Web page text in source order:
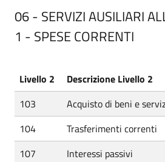
06 - SERVIZI AUSILIARI
1 - SPESE CORRENTI
Livello 2 Descrizione Livello 2
103
Acquisto di beni e
104
Trasferimenti correnti
107
Interessi passivi